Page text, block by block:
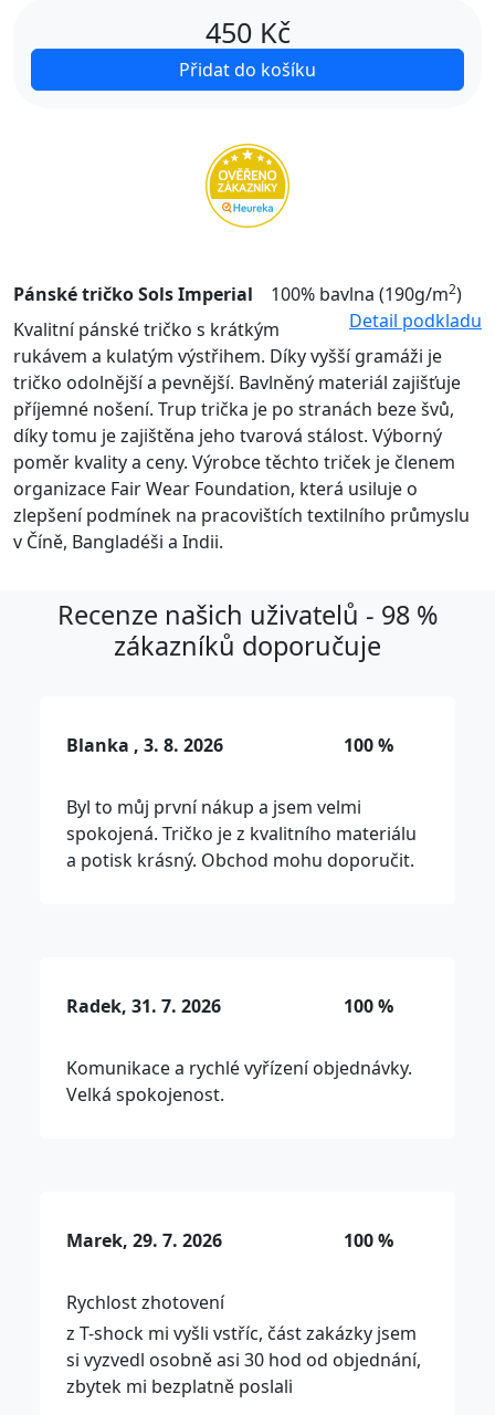
450Kč
Přidat do košíku
Pánské tričko Sols Imperial 100% bavlna (190g/m2)
Detail podkladu
Kvalitní pánské tričko s krátkým
rukávem a kulatým výstřihem. Díky vyšší gramáži je
tričko odolnější a pevnější. Bavlněný materiál zajišťuje
příjemné nošení. Trup trička je po stranách beze švů,
díky tomu je zajištěna jeho tvarová stálost. Výborný
poměr kvality a ceny. Výrobce těchto triček je členem
organizace Fair Wear Foundation, která usiluje o
zlepšení podmínek na pracovištích textilního průmyslu
v Číně, Bangladéši a Indii.
Recenze našich uživatelů - 98 %
zákazníků doporučuje
Blanka , 3. 8. 2026 100 %
Byl to můj první nákup a jsem velmi
spokojená. Tričko je z kvalitního materiálu
a potisk krásný. Obchod mohu doporučit.
Radek, 31. 7. 2026 100 %
Komunikace a rychlé vyřízení objednávky.
Velká spokojenost.
Marek, 29. 7. 2026 100 %
Rychlost zhotovení
z T-shock mi vyšli vstříc, část zakázky jsem
si vyzvedl osobně asi 30 hod od objednání,
zbytek mi bezplatně poslali